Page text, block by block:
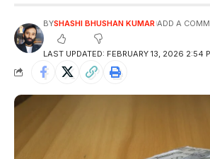
LAST UPDATED: FEBRUARY 13, 2026 2:54
BYSHASHI BHUSHAN KUMAR ADD A